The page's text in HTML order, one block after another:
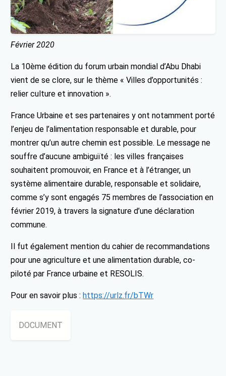
Février 2020
La 10ème édition du forum urbain mondial d’Abu Dhabi
vient de se clore, sur le thème « Villes d’opportunités :
relier culture et innovation ».
France Urbaine et ses partenaires y ont notamment porté
l’enjeu de l’alimentation responsable et durable, pour
montrer qu’un autre chemin est possible. Le message ne
souffre d’aucune ambiguïté : les villes françaises
souhaitent promouvoir, en France et à l’étranger, un
système alimentaire durable, responsable et solidaire,
comme s’y sont engagés 75 membres de l’association en
février 2019, à travers la signature d’une déclaration
commune.
Il fut également mention du cahier de recommandations
pour une agriculture et une alimentation durable, co-
piloté par France urbaine et RESOLIS.
Pour en savoir plus : https://urlz.fr/bTWr
DOCUMENT